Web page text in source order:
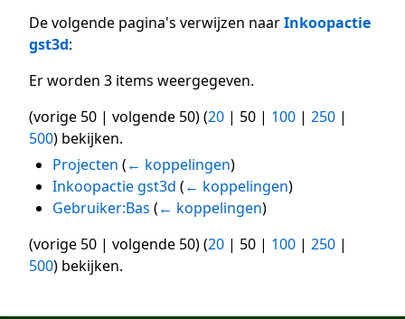
De volgende pagina's verwijzen naarInkoopactie
gst3d:
Er worden 3 items weergegeven.
(vorige 50 | volgende 50) (20 | 50 | 100 | 250 |
500) bekijken.
Projecten (← koppelingen)
Inkoopactie gst3d (← koppelingen)
Gebruiker:Bas (← koppelingen)
(vorige 50 | volgende 50) (20 | 50 | 100 | 250 |
500) bekijken.